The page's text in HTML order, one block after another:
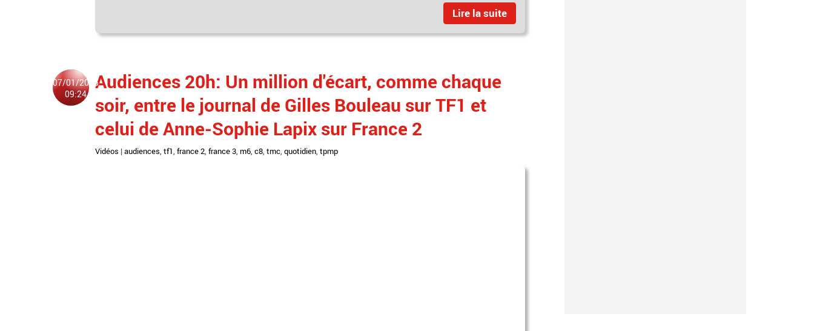
Lire la suite
07/01/2025
09:24
Audiences 20h: Un million d'écart, comme chaque
soir, entre le journal de Gilles Bouleau sur TF1 et
celui de Anne-Sophie Lapix sur France 2
Vidéos | audiences tf1 france 2 france 3 m6 c8 tmc quotidien tpmp